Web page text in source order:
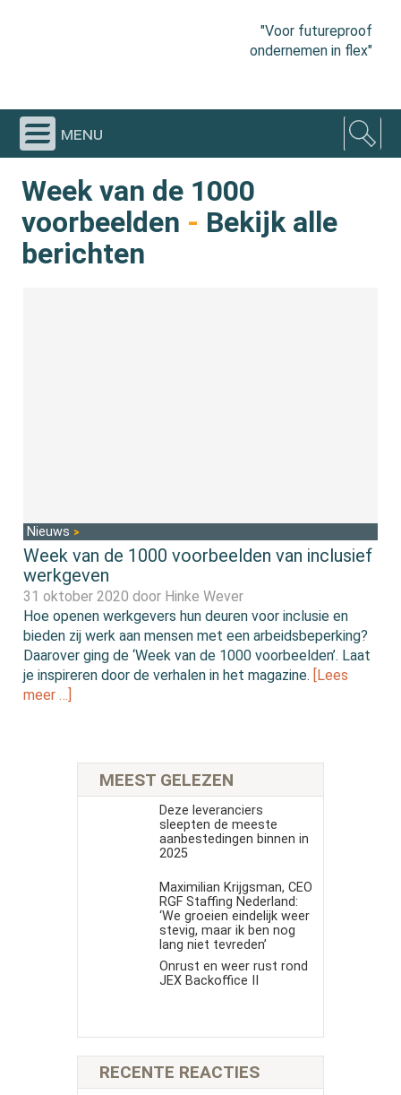
"Voor futureproof
ondernemen in flex"
menu
Week van de 1000
voorbeelden - Bekijk alle
berichten
Nieuws
Week van de 1000 voorbeelden van inclusief
werkgeven
31 oktober 2020 door Hinke Wever
Hoe openen werkgevers hun deuren voor inclusie en
bieden zij werk aan mensen met een arbeidsbeperking?
Daarover ging de ‘Week van de 1000 voorbeelden’. Laat
je inspireren door de verhalen in het magazine.
[Lees
meer …]
MEEST GELEZEN
Deze leveranciers
sleepten de meeste
aanbestedingen binnen in
2025
Maximilian Krijgsman, CEO
RGF Staffing Nederland:
‘We groeien eindelijk weer
stevig, maar ik ben nog
lang niet tevreden’
Onrust en weer rust rond
JEX Backoffice II
RECENTE REACTIES